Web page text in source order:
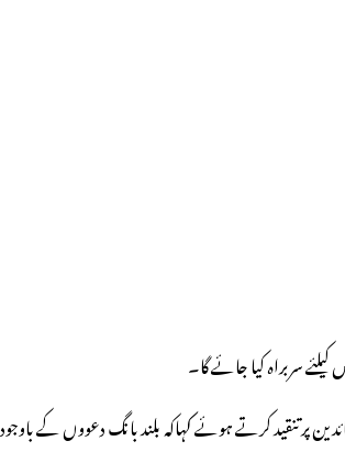
سربراہ کیا جائے گا۔
پر تنقید کرتے ہوئے کہاکہ بلند بانگ دعووں کے باوجود